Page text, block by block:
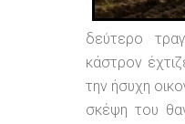
δεύτερο
κάστρον
την ήσυχη
σκέψη του